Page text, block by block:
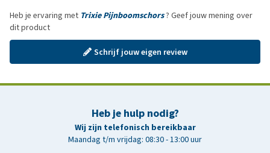
Heb je ervaring met Trixie Pijnboomschors? Geef jouw mening over
dit product
Schrijf jouw eigen review
Heb je hulp nodig?
Wij zijn telefonisch bereikbaar
Maandag t/m vrijdag: 08:30 - 13:00 uur